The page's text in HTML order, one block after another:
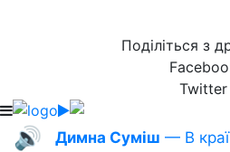
Поділіться з
Twitter
🔊 Димна Суміш — В